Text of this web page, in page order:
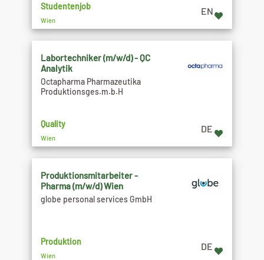
Studentenjob
Wien
EN
Labortechniker (m/w/d) - QC
Analytik
Octapharma Pharmazeutika
Produktionsges.m.b.H
Quality
Wien
DE
Produktionsmitarbeiter -
Pharma (m/w/d) Wien
globe personal services GmbH
Produktion
Wien
DE